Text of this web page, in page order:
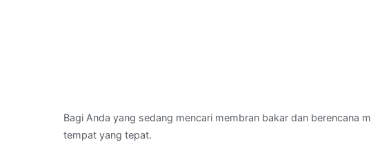
Bagi Anda yang sedang mencari membran bakar dan berencana
tempat yang tepat.